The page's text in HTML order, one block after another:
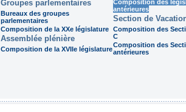
Groupes parlementaires
Bureaux des groupes
parlementaires
Composition de la XXe législature
Assemblée plénière
Composition de la XVIIe législature
Composition des
antérieures
Section de
Composition des
C
Composition des
antérieures